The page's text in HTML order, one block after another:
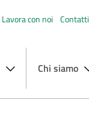
Lavora con noi Contatti
Chi siamo